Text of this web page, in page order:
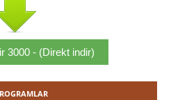
3000 - (Direkt indir)